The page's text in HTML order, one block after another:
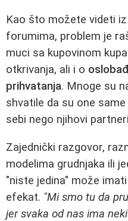
Kao što možete videti
forumima, problem je
muci sa kupovinom
otkrivanja, ali i o
prihvatanja. Mnoge su
shvatile da su one
sebi nego njihovi
Zajednički razgovor,
modelima grudnjaka ili
"niste jedina" može
efekat. "Mi smo tu da
jer svaka od nas ima